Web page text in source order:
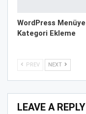
WordPress Menüye
Kategori Ekleme
PREV NEXT
LEAVE A REPLY